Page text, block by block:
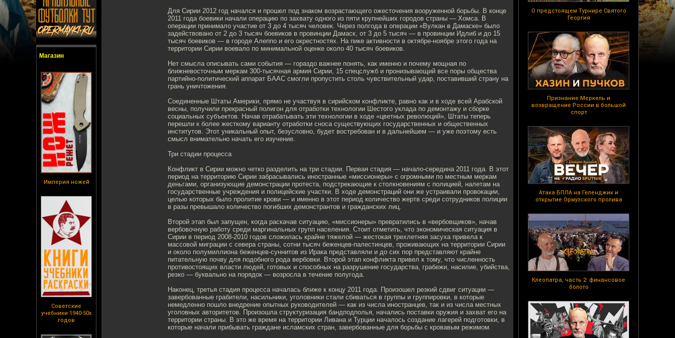
Магазин
Империя ножей
Советские
учебники 1940-50х
годов
О предстоящем Турнире Святого
Георгия
Признание Меркель и
возвращение России в большой
спорт
Атака БПЛА на Геленджик и
открытие Ормузского пролива
Клеопатра, часть 2: финансовое
болото
Для Сирии 2012 год начался и прошел под знаком возрастающего ожесточения вооруженной борьбы. В конце
2011 года боевики начали операцию по захвату одного из пяти крупнейших городов страны — Хомса. В
операции принимало участие от 3 до 4 тысяч человек. Через полгода в операции «Вулкан в Дамаске» было
задействовано от 2 до 3 тысяч боевиков в провинции Дамаск, от 3 до 5 тысяч — в провинции Идлиб и до 15
тысяч боевиков — в городе Алеппо и его окрестностях. На пике активности в октябре-ноябре этого года на
территории Сирии воевало по минимальной оценке около 40 тысяч боевиков.
Нет смысла описывать сами события — гораздо важнее понять, как именно и почему мощная по
ближневосточным меркам 300-тысячная армия Сирии, 15 спецслужб и пронизывающий все поры общества
партийно-политический аппарат БААС смогли пропустить столь чувствительный удар, поставивший страну на
грань уничтожения.
Соединенные Штаты Америки, прямо не участвуя в сирийском конфликте, равно как и в ходе всей Арабской
весны, получили прекрасный полигон для отработки технологии Шестого уклада по демонтажу и сборке
социальных субъектов. Начав отрабатывать эти технологии в ходе «цветных революций», Штаты теперь
перешли к более жесткому варианту отработки сноса существующих государственных и общественных
институтов. Этот уникальный опыт, безусловно, будет востребован и в дальнейшем — и уже поэтому есть
смысл внимательно начать его изучение.
Три стадии процесса
Конфликт в Сирии можно четко разделить на три стадии. Первая стадия — начало-середина 2011 года. В этот
период на территорию Сирии забрасывались иностранные «миссионеры» с огромными по местным меркам
деньгами, организующие демонстрации протеста, подстрекающие к столкновениям с полицией, налетам на
государственные учреждения и полицейские участки. В ходе демонстраций они же устраивали провокации,
целью которых было пролитие крови — и именно в этот период количество жертв среди сотрудников полиции
в разы превышало количество погибших демонстрантов и гражданских лиц.
Второй этап был запущен, когда раскачав ситуацию, «миссионеры» превратились в «вербовщиков», начав
вербовочную работу среди маргинальных групп населения. Стоит отметить, что экономическая ситуация в
Сирии в период 2008-2010 годов сложилась крайне тяжелой — жестокая трехлетняя засуха привела к
массовой миграции с севера страны, сотни тысяч беженцев-палестинцев, проживающих на территории Сирии
и около полумиллиона беженцев-суннитов из Ирака представляли и до сих пор представляют крайне
питательную почву для подобного рода вербовки. Второй этап конфликта привел к тому, что численность
противостоящих власти людей, готовых и способных на разрушение государства, грабежи, насилие, убийства,
резко — буквально на порядок — возросла в течение полугода.
Наконец, третья стадия процесса началась ближе к концу 2011 года. Произошел резкий сдвиг ситуации —
завербованные грабители, насильники, уголовники стали сбиваться в группы и группировки, в которые
немедленно пошло внедрение опытных руководителей — как из числа иностранцев, так и из числа местных
уголовных авторитетов. Произошла структуризация бандподполья, начались поставки оружия и захват его на
территории страны. В это же время на территории Ливана и Турции началось создание лагерей подготовки, в
которые начали прибывать граждане исламских стран, завербованные для борьбы с кровавым режимом.